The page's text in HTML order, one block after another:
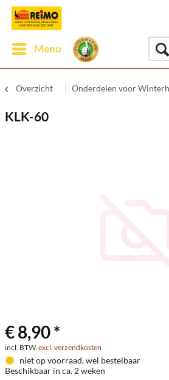
Menu
Overzicht Onderdelen voor
KLK-60
€ 8,90 *
incl. BTW. excl. verzendkosten
niet op voorraad, wel bestelbaar
Beschikbaar in ca. 2 weken